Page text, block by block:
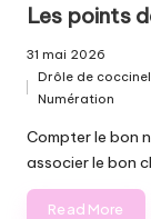
Les points
31 mai 2026
Posted
Drôle de
Numération
Compter le bon
associer le bon
Read More